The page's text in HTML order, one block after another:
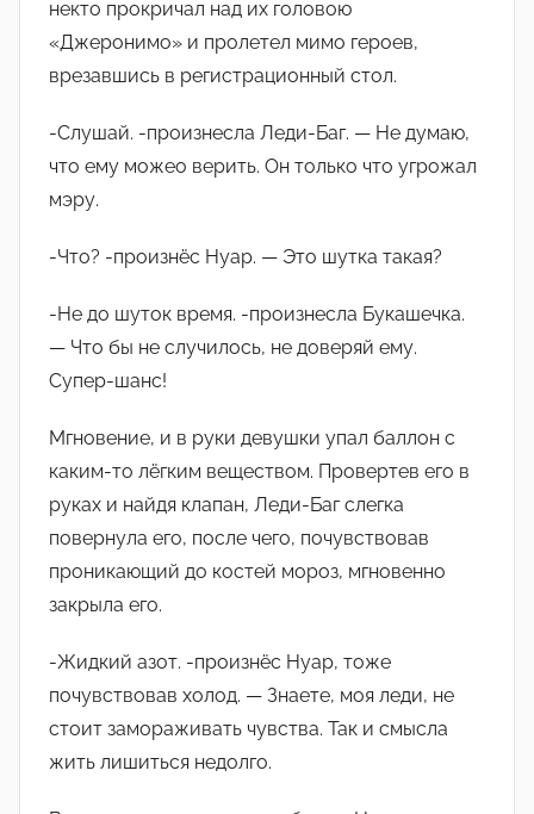
некто прокричал над их головою
«Джеронимо» и пролетел мимо героев,
врезавшись в регистрационный стол.
-Слушай. -произнесла Леди-Баг. — Не думаю,
что ему можео верить. Он только что угрожал
мэру.
-Что? -произнëс Нуар. — Это шутка такая?
-Не до шуток время. -произнесла Букашечка.
— Что бы не случилось, не доверяй ему.
Супер-шанс!
Мгновение, и в руки девушки упал баллон с
каким-то лëгким веществом. Провертев его в
руках и найдя клапан, Леди-Баг слегка
повернула его, после чего, почувствовав
проникающий до костей мороз, мгновенно
закрыла его.
-Жидкий азот. -произнëс Нуар, тоже
почувствовав холод. — Знаете, моя леди, не
стоит замораживать чувства. Так и смысла
жить лишиться недолго.